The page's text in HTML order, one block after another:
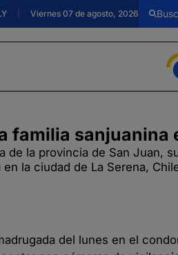
Viernes 07 de agosto, 2026
familia sanjuanina
de la provincia de San Juan,
la ciudad de La Serena,
del lunes en el